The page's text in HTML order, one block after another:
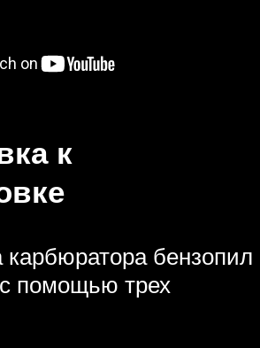
к
карбюратора бензопил
помощью трех